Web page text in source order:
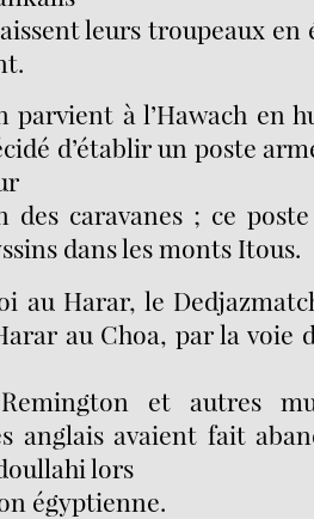
leurs troupeaux
parvient à l’Hawach en
d’établir un poste
des caravanes ; ce
dans les monts Itous.
au Harar, le
au Choa, par la voie
Remington et autres
anglais avaient fait
lors
égyptienne.